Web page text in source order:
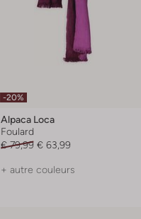
-20%
Alpaca Loca
Foulard
€ 79,99 € 63,99
+ autre couleurs